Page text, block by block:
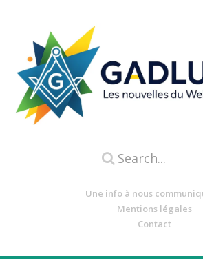
Une info à nous
Mentions légales
Contact